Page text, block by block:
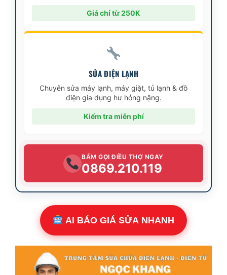
Giá chỉ từ 250K
SỬA ĐIỆN LẠNH
Chuyên sửa máy lạnh, máy giặt, tủ lạnh & đồ
điện gia dụng hư hỏng nặng.
Kiểm tra miễn phí
BẤM GỌI ĐIỀU THỢ NGAY
0869.210.119
AI BÁO GIÁ SỬA NHANH